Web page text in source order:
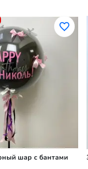
шар с бантами